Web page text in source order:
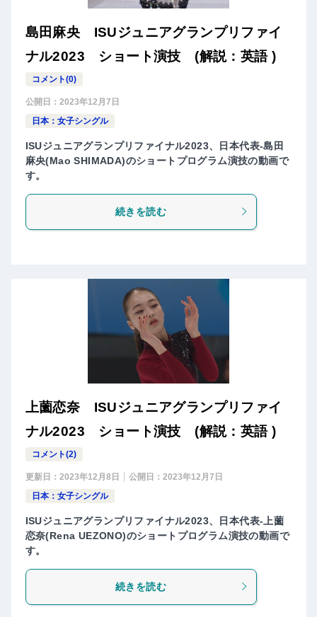
島田麻央 ISUジュニアグランプリファイ
ナル2023 ショート演技 (解説：英語 )
コメント(0)
公開日： 2023年12月7日
日本：女子シングル
ISUジュニアグランプリファイナル2023、日本代表-島田
麻央(Mao SHIMADA)のショートプログラム演技の動画で
す。
続きを読む
上薗恋奈 ISUジュニアグランプリファイ
ナル2023 ショート演技 (解説：英語 )
コメント(2)
更新日： 2023年12月8日 公開日： 2023年12月7日
日本：女子シングル
ISUジュニアグランプリファイナル2023、日本代表-上薗
恋奈(Rena UEZONO)のショートプログラム演技の動画で
す。
続きを読む